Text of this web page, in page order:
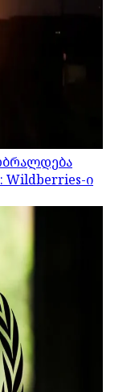
Wildberries-ი